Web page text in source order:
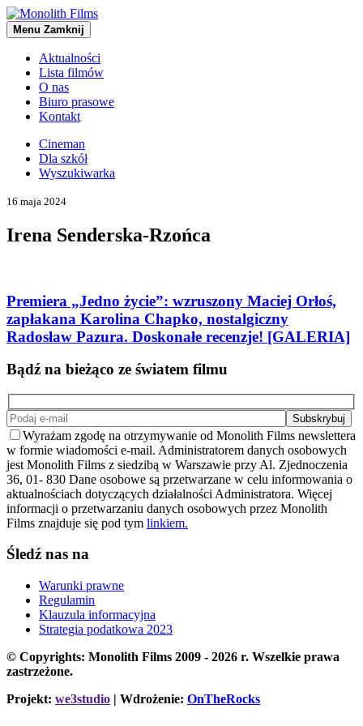
Menu Zamknij
Aktualności
Lista filmów
O nas
Biuro prasowe
Kontakt
Cineman
Dla szkół
Wyszukiwarka
16 maja 2024
Irena Senderska-Rzońca
Premiera „Jedno życie”: wzruszony Maciej Orłoś,
zapłakana Karolina Chapko, nostalgiczny
Radosław Pazura. Doskonałe recenzje! [GALERIA]
Bądź na bieżąco ze światem filmu
Wyrażam zgodę na otrzymywanie od Monolith Films newslettera
w formie wiadomości e-mail. Administratorem danych osobowych
jest Monolith Films z siedzibą w Warszawie przy Al. Zjednoczenia
36, 01- 830 Dane osobowe są przetwarzane w celu informowania o
aktualnościach dotyczących działalności Administratora. Więcej
informacji o przetwarzaniu danych osobowych przez Monolith
Films znajduje się pod tym linkiem.
Śledź nas na
Warunki prawne
Regulamin
Klauzula informacyjna
Strategia podatkowa 2023
© Copyrights: Monolith Films 2009 - 2026 r. Wszelkie prawa
zastrzeżone.
Projekt: we3studio | Wdrożenie: OnTheRocks